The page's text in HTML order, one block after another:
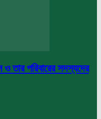
তার পরিবারের সদস্যদের